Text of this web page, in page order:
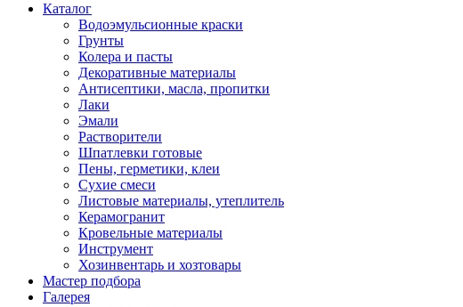
Каталог
Водоэмульсионные краски
Грунты
Колера и пасты
Декоративные материалы
Антисептики, масла, пропитки
Лаки
Эмали
Растворители
Шпатлевки готовые
Пены, герметики, клеи
Сухие смеси
Листовые материалы, утеплитель
Керамогранит
Кровельные материалы
Инструмент
Хозинвентарь и хозтовары
Мастер подбора
Галерея